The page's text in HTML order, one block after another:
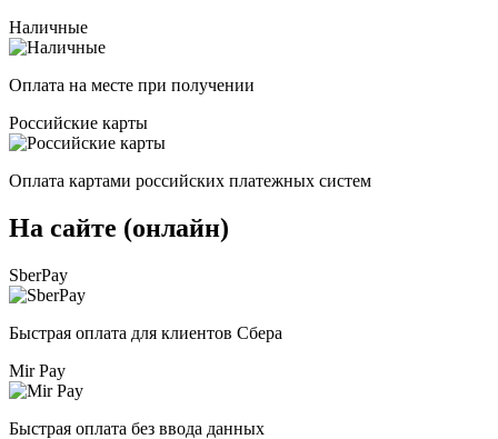
Наличные
Оплата на месте при получении
Российские карты
Оплата картами российских платежных систем
На сайте (онлайн)
SberPay
Быстрая оплата для клиентов Сбера
Mir Pay
Быстрая оплата без ввода данных